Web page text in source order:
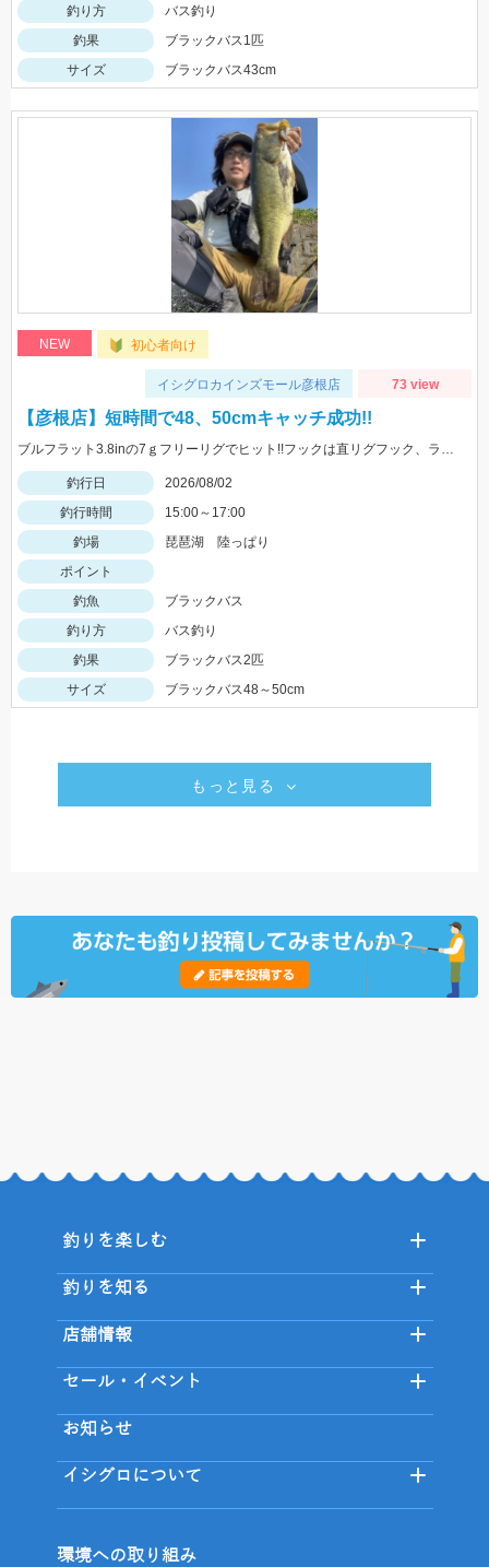
釣り方
バス釣り
釣果
ブラックバス1匹
サイズ
ブラックバス43cm
NEW 初心者向け
イシグロカインズモール彦根店 73 view
【彦根店】短時間で48、50cmキャッチ成功!!
ブルフラット3.8inの7ｇフリーリグでヒット!!フックは直リグフック、ラインはツリノフロロがオススメです!!カバー撃ちが熱い時期になってきましたよ♪
釣行日
2026/08/02
釣行時間
15:00～17:00
釣場
琵琶湖 陸っぱり
ポイント
釣魚
ブラックバス
釣り方
バス釣り
釣果
ブラックバス2匹
サイズ
ブラックバス48～50cm
もっと見る
釣りを楽しむ
釣りを知る
店舗情報
セール・イベント
お知らせ
イシグロについて
環境への取り組み